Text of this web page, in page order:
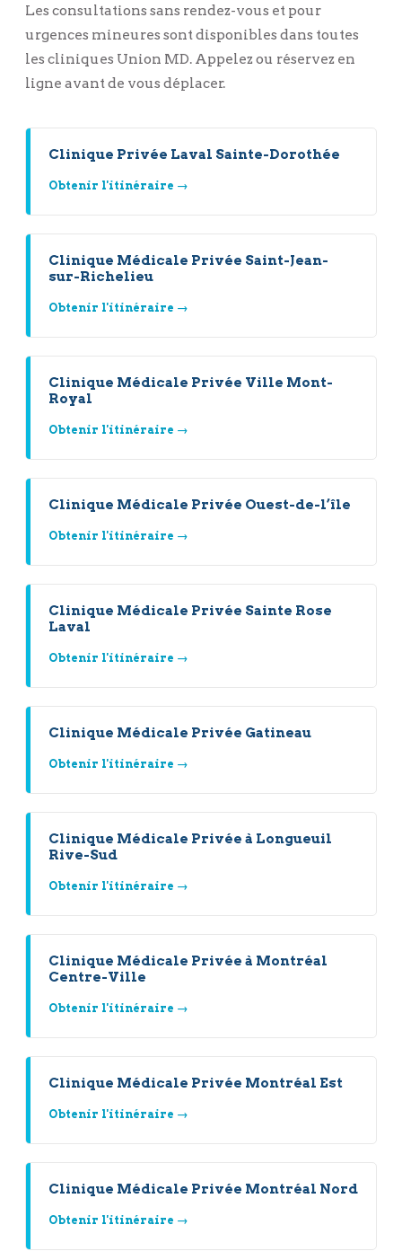
Les consultations sans rendez-vous et pour
urgences mineures sont disponibles dans toutes
les cliniques Union MD. Appelez ou réservez en
ligne avant de vous déplacer.
Clinique Privée Laval Sainte-Dorothée
Obtenir l'itinéraire →
Clinique Médicale Privée Saint-Jean-
sur-Richelieu
Obtenir l'itinéraire →
Clinique Médicale Privée Ville Mont-
Royal
Obtenir l'itinéraire →
Clinique Médicale Privée Ouest-de-l’île
Obtenir l'itinéraire →
Clinique Médicale Privée Sainte Rose
Laval
Obtenir l'itinéraire →
Clinique Médicale Privée Gatineau
Obtenir l'itinéraire →
Clinique Médicale Privée à Longueuil
Rive-Sud
Obtenir l'itinéraire →
Clinique Médicale Privée à Montréal
Centre-Ville
Obtenir l'itinéraire →
Clinique Médicale Privée Montréal Est
Obtenir l'itinéraire →
Clinique Médicale Privée Montréal Nord
Obtenir l'itinéraire →